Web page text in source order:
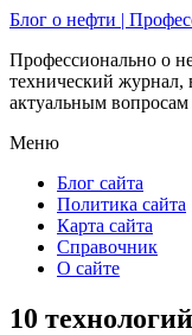
Блог о нефти |
Профессионально о
технический журнал,
актуальным вопросам
Меню
Блог сайта
Политика сайта
Карта сайта
Справочник
О сайте
10